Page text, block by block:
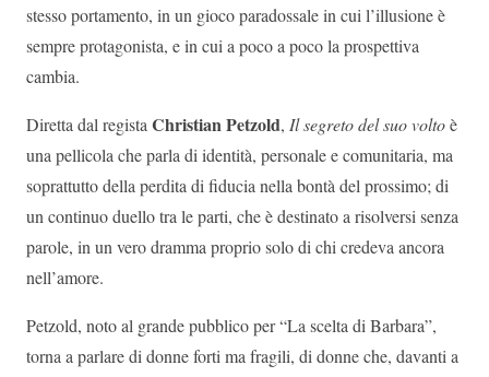
stesso portamento, in un gioco paradossale in cui l’illusione è
sempre protagonista, e in cui a poco a poco la prospettiva
cambia.
Diretta dal registaChristian Petzold, Il segreto del suo voltoè
una pellicola che parla di identità, personale e comunitaria, ma
soprattutto della perdita di fiducia nella bontà del prossimo; di
un continuo duello tra le parti, che è destinato a risolversi senza
parole, in un vero dramma proprio solo di chi credeva ancora
nell’amore.
Petzold, noto al grande pubblico per “La scelta di Barbara”,
torna a parlare di donne forti ma fragili, di donne che, davanti a